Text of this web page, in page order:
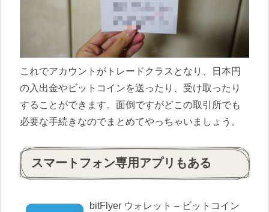
これでアカウントがトレードクラスとなり、日本円
の入出金やビットコインを送ったり、受け取ったり
することができます。面倒ですがどこの取引所でも
必要な手続きなのでまとめてやっちゃいましょう。
スマートフォン専用アプリもある
bitFlyer ウォレット – ビットコイン